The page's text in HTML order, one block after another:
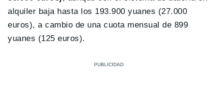
alquiler baja hasta los 193.900 yuanes (27.000
euros), a cambio de una cuota mensual de 899
yuanes (125 euros).